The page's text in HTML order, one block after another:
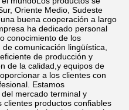
Oriente Medio, Sudeste
buena cooperación a largo
ha dedicado personal
conocimiento de los
comunicación lingüística,
de producción y
de la calidad,y equipos de
a los clientes con
Estamos
mercado terminal y
productos confiables